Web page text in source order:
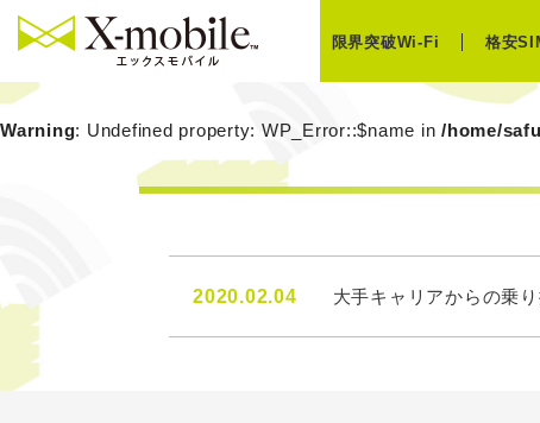
限界突破Wi-Fi 格安
Warning: Undefined property: WP_Error::$name in /home/
2020.02.04 大手キャリアからの乗